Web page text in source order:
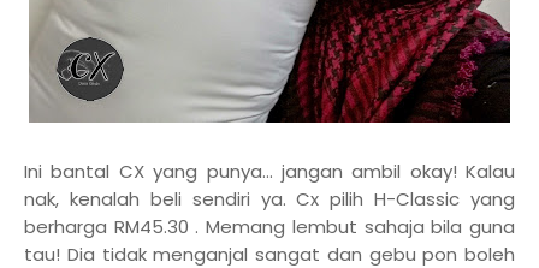
Ini bantal CX yang punya... jangan ambil okay! Kalau
nak, kenalah beli sendiri ya. Cx pilih H-Classic yang
berharga RM45.30 . Memang lembut sahaja bila guna
tau! Dia tidak menganjal sangat dan gebu pon boleh